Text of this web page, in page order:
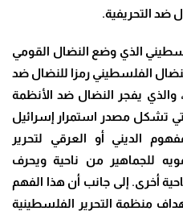
ضد التحريفية.
الفلسطيني الذي وضع النضال القومي
الفلسطيني رمزا للنضال ضد
والذي يفجر النضال ضد الأنظمة
تشكل مصدر استمرار إسرائيل
الديني أو العرقي لتحرير
للجماهير من ناحية ويحرف
أخرى. إلى جانب أن هذا الفهم
منظمة التحرير الفلسطينية